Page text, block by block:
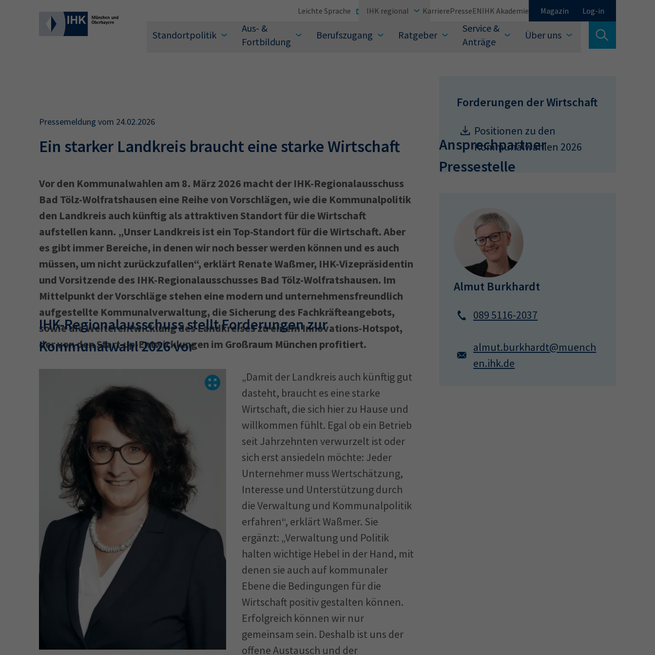
Standortpolitik
Aus- &
Fortbildung
Berufszugang Ratgeber
Service &
Anträge
Über uns
Leichte Sprache IHK regional KarrierePresseEN IHK Akademie Magazin Log-in
Suche verlassen
Suchen
Hier können Sie auch aus den meistgesuchten Begriffen vorauswählen
34a 34c Ausbildungsvertrag Fachwirt AdA 34d
Prüfungstermine
Wirtschaftsfachwirt
34f Negativerklärung Sachkundeprüfung
Berichtsheft
AEVO
34i Betriebswirt Prüfbericht
Pressemeldung vom 24.02.2026
Ein starker Landkreis braucht eine starke Wirtschaft
Vor den Kommunalwahlen am 8. März 2026 macht der IHK-Regionalausschuss
Bad Tölz-Wolfratshausen eine Reihe von Vorschlägen, wie die Kommunalpolitik
den Landkreis auch künftig als attraktiven Standort für die Wirtschaft
aufstellen kann. „Unser Landkreis ist ein Top-Standort für die Wirtschaft. Aber
es gibt immer Bereiche, in denen wir noch besser werden können und es auch
müssen, um nicht zurückzufallen“, erklärt Renate Waßmer, IHK-Vizepräsidentin
und Vorsitzende des IHK-Regionalausschusses Bad Tölz-Wolfratshausen. Im
Mittelpunkt der Vorschläge stehen eine modern und unternehmensfreundlich
aufgestellte Kommunalverwaltung, die Sicherung des Fachkräfteangebots,
sowie die Weiterentwicklung des Landkreises zu einem Innovations-Hotspot,
der von den Start-up-Entwicklungen im Großraum München profitiert.
IHK-Regionalausschuss stellt Forderungen zur
Kommunalwahl 2026 vor
„Damit der Landkreis auch künftig gut
dasteht, braucht es eine starke
Wirtschaft, die sich hier zu Hause und
willkommen fühlt. Egal ob ein Betrieb
seit Jahrzehnten verwurzelt ist oder
sich erst ansiedeln möchte: Jeder
Unternehmer muss Wertschätzung,
Interesse und Unterstützung durch
die Verwaltung und Kommunalpolitik
erfahren“, erklärt Waßmer. Sie
ergänzt: „Verwaltung und Politik
halten wichtige Hebel in der Hand, mit
denen sie auch auf kommunaler
Ebene die Bedingungen für die
Wirtschaft positiv gestalten können.
Erfolgreich können wir nur
gemeinsam sein. Deshalb ist uns der
offene Austausch und der
Forderungen der Wirtschaft
Positionen zu den
Kommunalwahlen 2026
Ansprechpartner
Pressestelle
Almut Burkhardt
089 5116-2037
almut.burkhardt@muench
en.ihk.de